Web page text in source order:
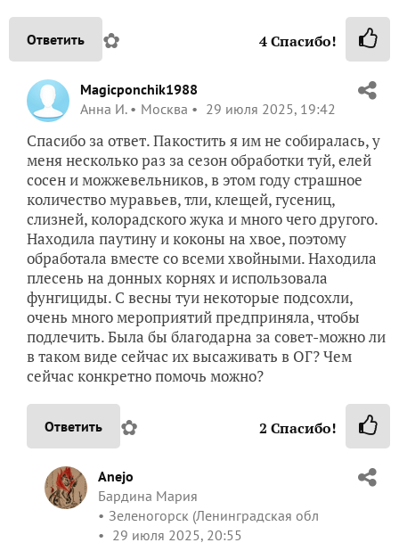
Ответить ✿ 4Спасибо!
Magicponchik1988
Анна И.
Москва 29 июля 2025, 19:42
Спасибо за ответ. Пакостить я им не собиралась, у
меня несколько раз за сезон обработки туй, елей
сосен и можжевельников, в этом году страшное
количество муравьев, тли, клещей, гусениц,
слизней, колорадского жука и много чего другого.
Находила паутину и коконы на хвое, поэтому
обработала вместе со всеми хвойными. Находила
плесень на донных корнях и использовала
фунгициды. С весны туи некоторые подсохли,
очень много мероприятий предприняла, чтобы
подлечить. Была бы благодарна за совет-можно ли
в таком виде сейчас их высаживать в ОГ? Чем
сейчас конкретно помочь можно?
Ответить ✿ 2 Спасибо!
Anejo
Бардина Мария
Зеленогорск (Ленинградская обл
29 июля 2025, 20:55